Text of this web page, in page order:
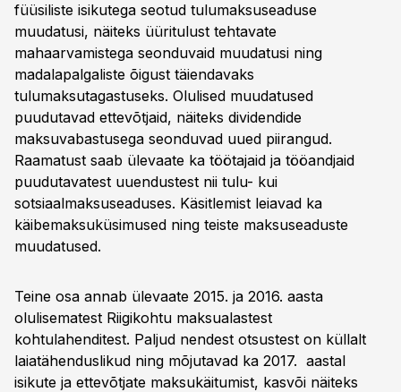
füüsiliste isikutega seotud tulumaksuseaduse
muudatusi, näiteks üüritulust tehtavate
mahaarvamistega seonduvaid muudatusi ning
madalapalgaliste õigust täiendavaks
tulumaksutagastuseks. Olulised muudatused
puudutavad ettevõtjaid, näiteks dividendide
maksuvabastusega seonduvad uued piirangud.
Raamatust saab ülevaate ka töötajaid ja tööandjaid
puudutavatest uuendustest nii tulu- kui
sotsiaalmaksuseaduses. Käsitlemist leiavad ka
käibemaksuküsimused ning teiste maksuseaduste
muudatused.
Teine osa annab ülevaate 2015. ja 2016. aasta
olulisematest Riigikohtu maksualastest
kohtulahenditest. Paljud nendest otsustest on küllalt
laiatähenduslikud ning mõjutavad ka 2017. aastal
isikute ja ettevõtjate maksukäitumist, kasvõi näiteks